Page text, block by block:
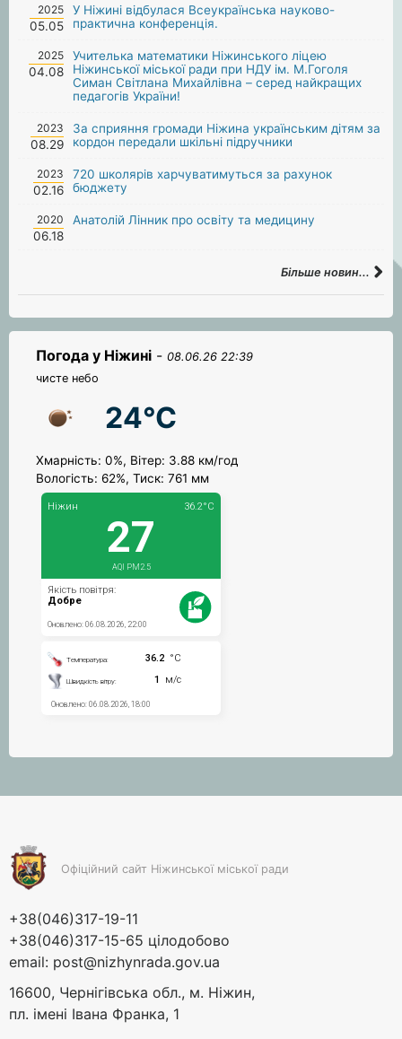
2025
05.05
У Ніжині відбулася Всеукраїнська науково-
практична конференція.
2025
04.08
Учителька математики Ніжинського ліцею
Ніжинської міської ради при НДУ ім. М.Гоголя
Симан Світлана Михайлівна – серед найкращих
педагогів України!
2023
08.29
За сприяння громади Ніжина українським дітям за
кордон передали шкільні підручники
2023
02.16
720 школярів харчуватимуться за рахунок
бюджету
2020
06.18
Анатолій Лінник про освіту та медицину
Більше новин...
Погода у Ніжині - 08.06.26 22:39
чисте небо
24°C
Хмарність: 0%, Вітер: 3.88 км/год
Вологість: 62%, Тиск: 761 мм
Офіційний сайт Ніжинської міської ради
+38(046)317-19-11
+38(046)317-15-65 цілодобово
email: post@nizhynrada.gov.ua
16600, Чернігівська обл., м. Ніжин,
пл. імені Івана Франка, 1